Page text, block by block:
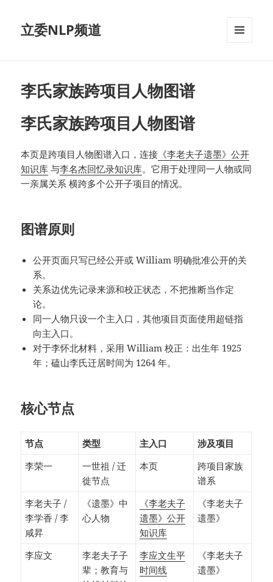
立委NLP频道
李氏家族跨项目人物图谱
李氏家族跨项目人物图谱
本页是跨项目人物图谱入口，连接 《李老夫子遗墨》公开
知识库 与李名杰回忆录知识库。它用于处理同一人物或同
一亲属关系 横跨多个公开子项目的情况。
图谱原则
公开页面只写已经公开或 William 明确批准公开的关
系。
关系边优先记录来源和校正状态，不把推断当作定
论。
同一人物只设一个主入口，其他项目页面使用超链指
向主入口。
对于李怀北材料，采用 William 校正：出生年 1925
年；磕山李氏迁居时间为 1264 年。
核心节点
节点 类型 主入口
涉及项目
李荣一
一世祖 / 迁
徙节点
本页
跨项目家族
谱系
李老夫子 /
李学香 / 李
咸昇
《遗墨》中
心人物
《李老夫子
遗墨》公开
知识库
《李老夫子
遗墨》
李应文
李老夫子子
辈；教育与
李应文生平
时间线
《李老夫子
遗墨》